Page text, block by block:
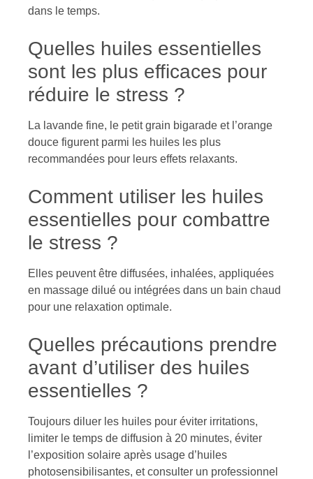
dans le temps.
Quelles huiles essentielles
sont les plus efficaces pour
réduire le stress ?
La lavande fine, le petit grain bigarade et l’orange
douce figurent parmi les huiles les plus
recommandées pour leurs effets relaxants.
Comment utiliser les huiles
essentielles pour combattre
le stress ?
Elles peuvent être diffusées, inhalées, appliquées
en massage dilué ou intégrées dans un bain chaud
pour une relaxation optimale.
Quelles précautions prendre
avant d’utiliser des huiles
essentielles ?
Toujours diluer les huiles pour éviter irritations,
limiter le temps de diffusion à 20 minutes, éviter
l’exposition solaire après usage d’huiles
photosensibilisantes, et consulter un professionnel